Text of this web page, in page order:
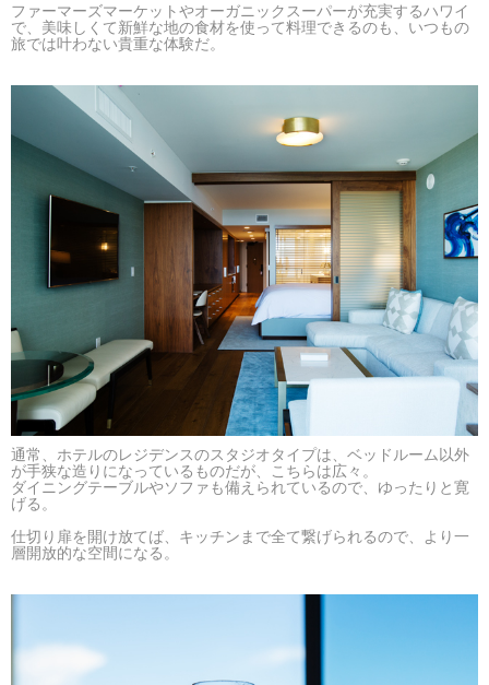
ファーマーズマーケットやオーガニックスーパーが充実するハワイ
で、美味しくて新鮮な地の食材を使って料理できるのも、いつもの
旅では叶わない貴重な体験だ。
通常、ホテルのレジデンスのスタジオタイプは、ベッドルーム以外
が手狭な造りになっているものだが、こちらは広々。
ダイニングテーブルやソファも備えられているので、ゆったりと寛
げる。
仕切り扉を開け放てば、キッチンまで全て繋げられるので、より一
層開放的な空間になる。